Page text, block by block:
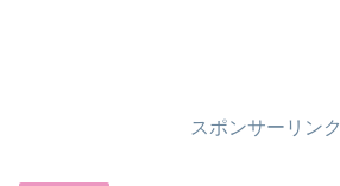
スポンサーリンク